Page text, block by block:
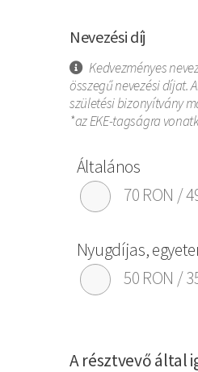
Nevezési díj
Kedvezményes
összegű nevezési díjat.
születési bizonyítvány
*az EKE-tagságra
Általános
70 RON /
Nyugdíjas,
50 RON /
A résztvevő által